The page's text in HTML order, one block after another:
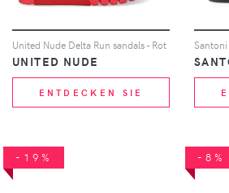
United Nude Delta Run sandals - Rot
UNITED NUDE
ENTDECKEN SIE
-19% -8%